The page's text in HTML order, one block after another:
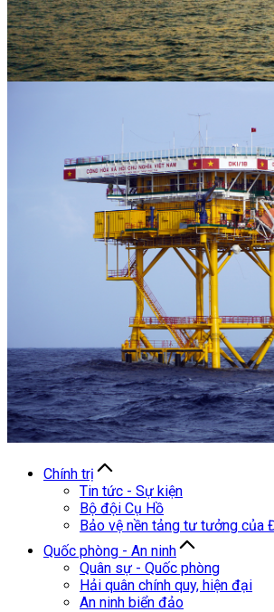
Chính trị
Tin tức - Sự kiện
Bộ đội Cụ Hồ
Bảo vệ nền tảng tư tưởng của
Quốc phòng - An ninh
Quân sự - Quốc phòng
Hải quân chính quy, hiện đại
An ninh biển đảo